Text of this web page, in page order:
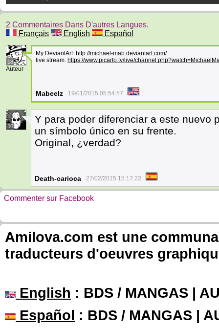
2 Commentaires Dans D'autres Langues.
Français
English Español
18
Auteur
My DeviantArt: http://michael-mab.deviantart.com/
live stream: https://www.picarto.tv/live/
Mabeelz 19/01/2015 05:54:57
30
Y para poder diferenciar a este nuevo
un símbolo único en su frente.
Original, ¿verdad?
Death-carioca 27/02/2015 15:17:22
Commenter sur Facebook
Amilova.com est une
traducteurs d'oeuvres
English : BDS / MANGAS |
Español : BDS / MANGAS |